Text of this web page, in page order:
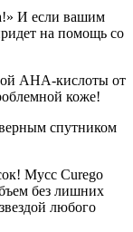
И если вашим
на помощь со
AHA-кислоты от
коже!
спутником
Мусс Curego
без лишних
любого